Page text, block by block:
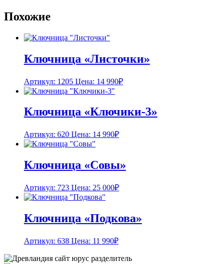
Похожие
Ключница «Листочки»
Артикул: 1205 Цена: 14 990₽
Ключница «Ключики-3»
Артикул: 620 Цена: 14 990₽
Ключница «Совы»
Артикул: 723 Цена: 25 000₽
Ключница «Подкова»
Артикул: 638 Цена: 11 990₽